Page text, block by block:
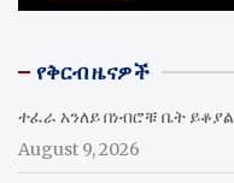
የቅርብ ዜናዎች
ተፈራ አንለይ በነብሮቹ ቤት ይቆያል
August 9, 2026